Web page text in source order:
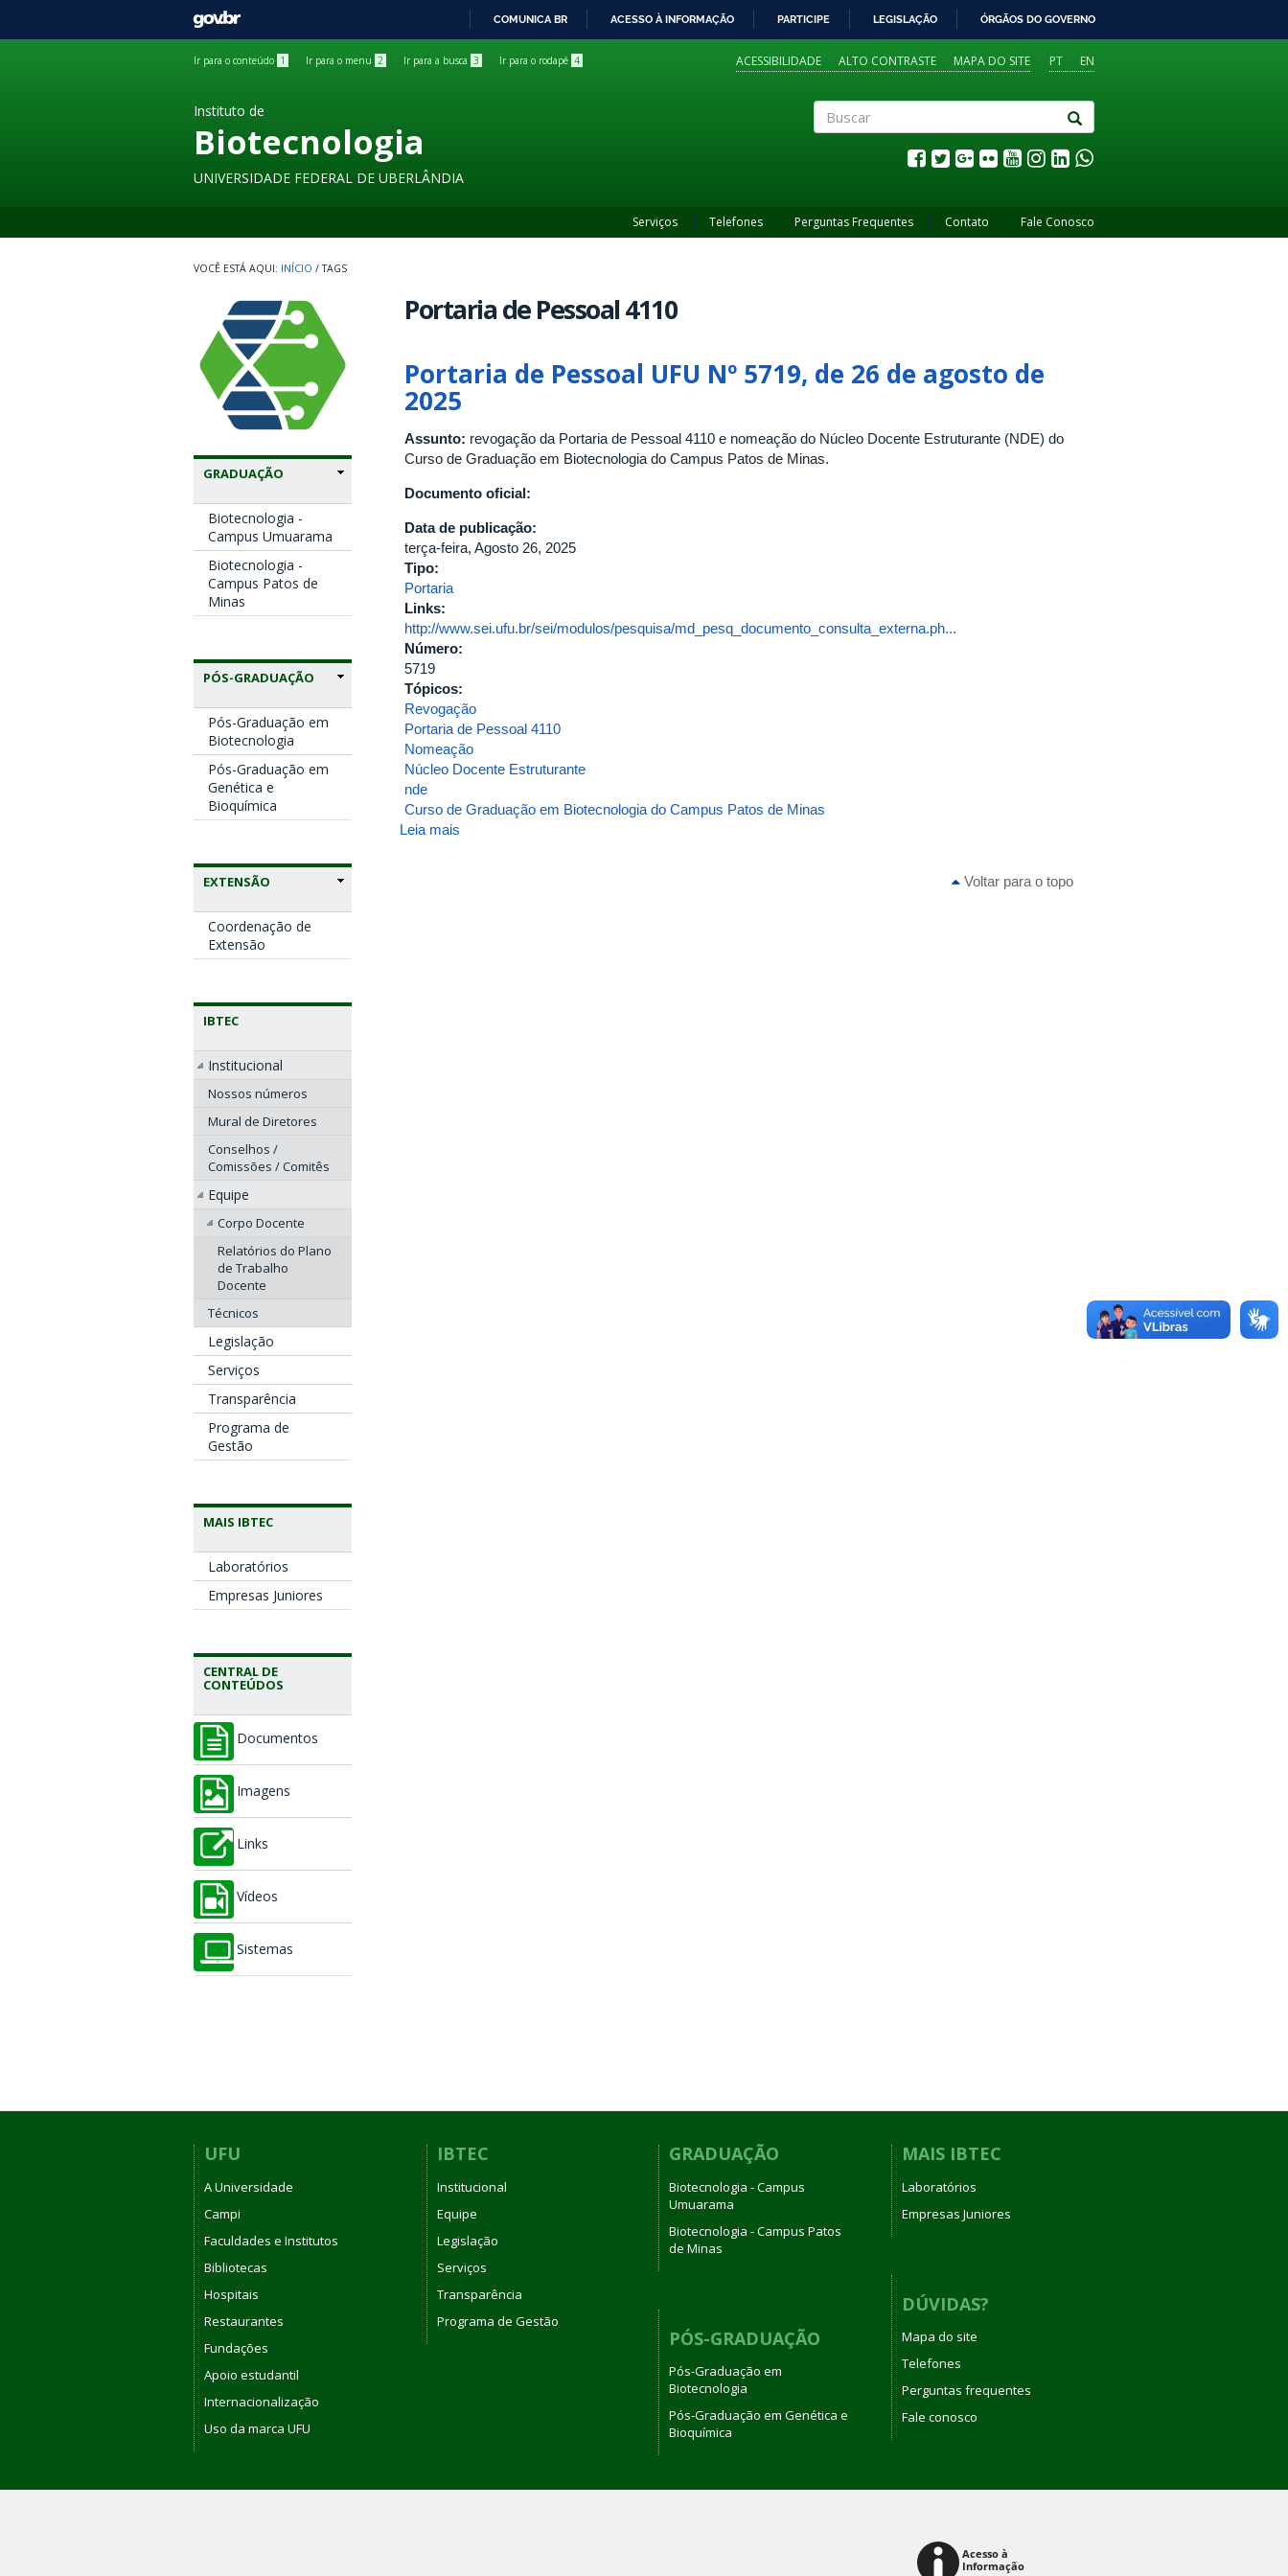
GOVBR
COMUNICA BR ACESSO À INFORMAÇÃO PARTICIPE LEGISLAÇÃO ÓRGÃOS DO GOVERNO
Ir para o conteúdo 1 Ir para o menu 2 Ir para a busca 3 Ir para o rodapé 4 PT EN
ACESSIBILIDADE ALTO CONTRASTE MAPA DO SITE
Instituto de
Biotecnologia
UNIVERSIDADE FEDERAL DE UBERLÂNDIA
Serviços Telefones Perguntas Frequentes Contato Fale Conosco
INÍCIO / TAGS
GRADUAÇÃO
Biotecnologia -
Campus Umuarama
Biotecnologia -
Campus Patos de
Minas
PÓS-GRADUAÇÃO
Pós-Graduação em
Biotecnologia
Pós-Graduação em
Genética e
Bioquímica
EXTENSÃO
Coordenação de
Extensão
IBTEC
Institucional
Nossos números
Mural de Diretores
Conselhos /
Comissões / Comitês
Equipe
Corpo Docente
Relatórios do Plano
de Trabalho
Docente
Técnicos
Legislação
Serviços
Transparência
Programa de
Gestão
MAIS IBTEC
Laboratórios
Empresas Juniores
CENTRAL DE
CONTEÚDOS
Documentos
Imagens
Links
Vídeos
Sistemas
Portaria de Pessoal 4110
Portaria de Pessoal UFU Nº 5719, de 26 de agosto de
2025
Assunto: revogação da Portaria de Pessoal 4110 e nomeação do Núcleo Docente Estruturante (NDE) do
Curso de Graduação em Biotecnologia do Campus Patos de Minas.
Documento oficial:
Data de publicação:
terça-feira, Agosto 26, 2025
Tipo:
Portaria
Links:
http://www.sei.ufu.br/sei/modulos/pesquisa/md_pesq_documento_consulta_externa.ph...
Número:
5719
Tópicos:
Revogação
Portaria de Pessoal 4110
Nomeação
Núcleo Docente Estruturante
nde
Curso de Graduação em Biotecnologia do Campus Patos de Minas
Leia mais
Voltar para o topo
UFU
A Universidade
Campi
Faculdades e Institutos
Bibliotecas
Hospitais
Restaurantes
Fundações
Apoio estudantil
Internacionalização
Uso da marca UFU
IBTEC
Institucional
Equipe
Legislação
Serviços
Transparência
Programa de Gestão
GRADUAÇÃO
Biotecnologia - Campus
Umuarama
Biotecnologia - Campus Patos
de Minas
PÓS-GRADUAÇÃO
Pós-Graduação em
Biotecnologia
Pós-Graduação em Genética e
Bioquímica
MAIS IBTEC
Laboratórios
Empresas Juniores
DÚVIDAS?
Mapa do site
Telefones
Perguntas frequentes
Fale conosco